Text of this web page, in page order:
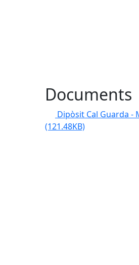
Documents
Dipòsit Cal Guarda -
(121.48KB)